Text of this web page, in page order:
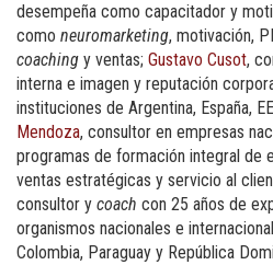
desempeña como capacitador y
como neuromarketing, motivación,
coaching y ventas; Gustavo Cusot,
interna e imagen y reputación
instituciones de Argentina, España,
Mendoza, consultor en empresas
programas de formación integral de
ventas estratégicas y servicio al
consultor y coach con 25 años de
organismos nacionales e
Colombia, Paraguay y República